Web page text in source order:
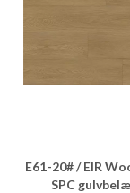
E61-20# / EIR
SPC